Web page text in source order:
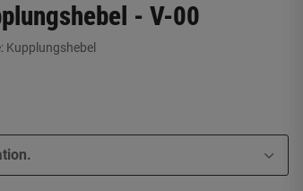
- V-00
Kupplungshebel